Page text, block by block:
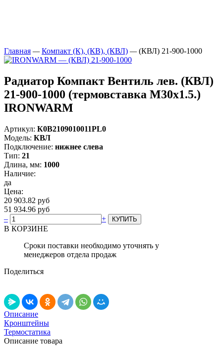
Главная — Компакт (К), (КВ), (КВЛ) — (КВЛ) 21-900-1000
Радиатор Компакт Вентиль лев. (КВЛ)
21-900-1000 (термовставка М30х1.5.)
IRONWARM
Артикул: К0В2109010011PL0
Модель: КВЛ
Подключение: нижнее слева
Тип: 21
Длина, мм: 1000
Наличие:
да
Цена:
20 903.82 руб
51 934.96 руб
–
+
В КОРЗИНЕ
Сроки поставки необходимо уточнять у
менеджеров отдела продаж
Поделиться
Описание
Кронштейны
Термостатика
Описание товара